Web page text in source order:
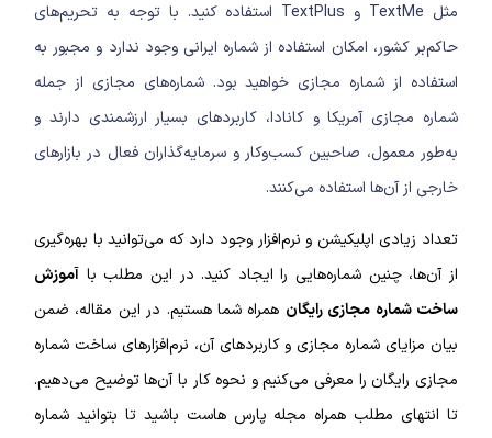
مثل TextMe و TextPlus استفاده کنید. با توجه به تحریم‌های
حاکم‌بر کشور، امکان استفاده از شماره ایرانی وجود ندارد و مجبور به
استفاده از شماره مجازی خواهید بود.شماره‌های مجازی از جمله
شماره مجازی آمریکا و کانادا، کاربرد‌های بسیار ارزشمندی دارند و
به‌طور معمول، صاحبین کسب‌وکار و سرمایه‌‌گذاران فعال در بازار‌های
خارجی از آن‌ها استفاده می‌کنند.
تعداد زیادی اپلیکیشن و نرم‌افزار وجود دارد که می‌توانید با بهره‌گیری
از آن‌ها، چنین شماره‌‌هایی را ایجاد کنید. در این مطلب با آموزش
ساخت شماره مجازی رایگان همراه شما هستیم. در این مقاله، ضمن
بیان مزایای شماره مجازی و کاربرد‌های آن، نرم‌افزارهای ساخت شماره
مجازی رایگان را معرفی می‌کنیم و نحوه کار با آن‌ها توضیح می‌دهیم.
تا انتهای مطلب همراه مجله پارس هاست باشید تا بتوانید شماره